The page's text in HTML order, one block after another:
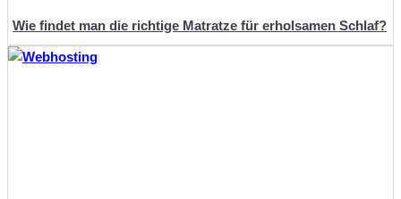
Wie findet man die richtige Matratze für erholsamen Schlaf?